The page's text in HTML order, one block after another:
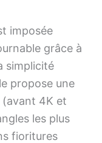
imposée
grâce à
simplicité
propose une
4K et
les plus
fioritures